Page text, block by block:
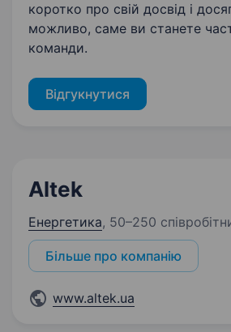
коротко про свій досвід і
можливо, саме ви станете
команди.
Відгукнутися
Altek
Енергетика, 50–250
Більше про компанію
www.altek.ua